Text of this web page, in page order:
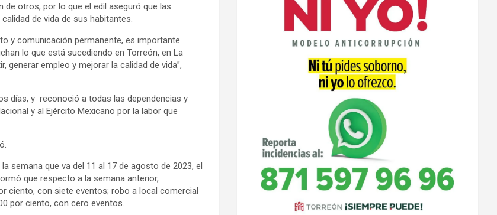
otros, por lo que el edil aseguró que las
de vida de sus habitantes.
y comunicación permanente, es importante
lo que está sucediendo en Torreón, en La
generar empleo y mejorar la calidad de vida”,
días, y reconoció a todas las dependencias y
y al Ejército Mexicano por la labor que
semana que va del 11 al 17 de agosto de 2023, el
que respecto a la semana anterior,
ciento, con siete eventos; robo a local comercial
por ciento, con cero eventos.